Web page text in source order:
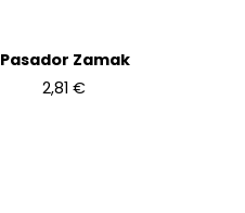
Pasador Zamak
2,81 €